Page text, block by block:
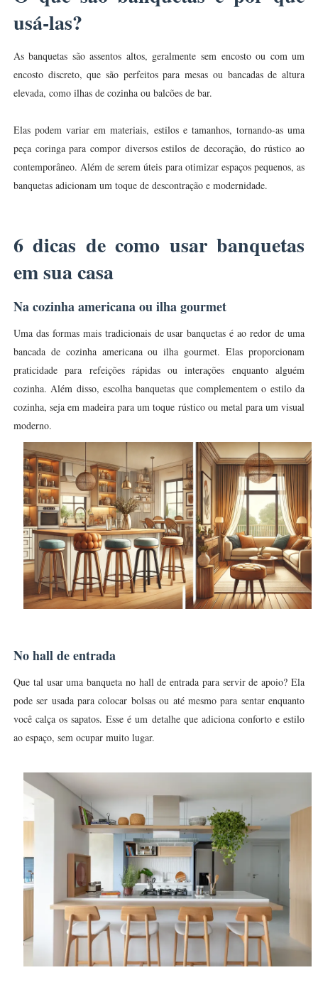
usá-las?
As banquetas são assentos altos, geralmente sem encosto ou com um
encosto discreto, que são perfeitos para mesas ou bancadas de altura
elevada, como ilhas de cozinha ou balcões de bar.
Elas podem variar em materiais, estilos e tamanhos, tornando-as uma
peça coringa para compor diversos estilos de decoração, do rústico ao
contemporâneo. Além de serem úteis para otimizar espaços pequenos, as
banquetas adicionam um toque de descontração e modernidade.
6 dicas de como usar banquetas
em sua casa
Na cozinha americana ou ilha gourmet
Uma das formas mais tradicionais de usar banquetas é ao redor de uma
bancada de cozinha americana ou ilha gourmet. Elas proporcionam
praticidade para refeições rápidas ou interações enquanto alguém
cozinha. Além disso, escolha banquetas que complementem o estilo da
cozinha, seja em madeira para um toque rústico ou metal para um visual
moderno.
No hall de entrada
Que tal usar uma banqueta no hall de entrada para servir de apoio? Ela
pode ser usada para colocar bolsas ou até mesmo para sentar enquanto
você calça os sapatos. Esse é um detalhe que adiciona conforto e estilo
ao espaço, sem ocupar muito lugar.